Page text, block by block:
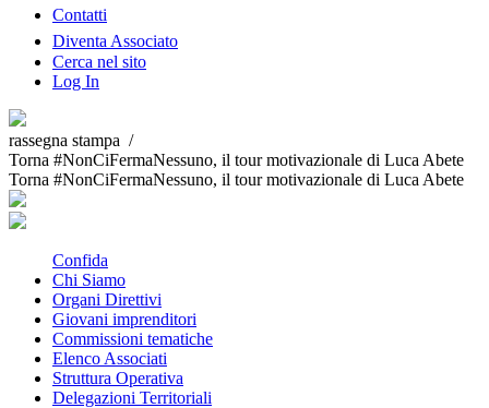
Contatti
Diventa Associato
Cerca nel sito
Log In
rassegna stampa /
Torna #NonCiFermaNessuno, il tour motivazionale di Luca Abete
Torna #NonCiFermaNessuno, il tour motivazionale di Luca Abete
Confida
Chi Siamo
Organi Direttivi
Giovani imprenditori
Commissioni tematiche
Elenco Associati
Struttura Operativa
Delegazioni Territoriali